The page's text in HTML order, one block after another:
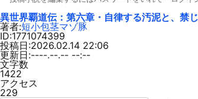
異世界覇道伝：第六章・自律する汚泥と、禁
著者:短小包茎マゾ豚
ID:1771074399
投稿日:2026.02.14 22:06
更新日:----.--.-- --:--
文字数
1422
アクセス
229